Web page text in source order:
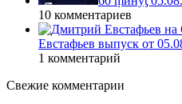
10 комментариев
Евстафьев выпуск от
1 комментарий
Свежие комментарии